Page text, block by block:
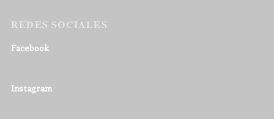
REDES SOCIALES
Facebook
Instagram